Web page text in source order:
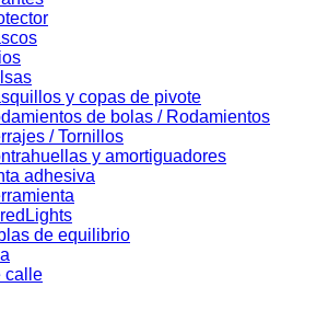
y copas de pivote
de bolas / Rodamientos
/ Tornillos
y amortiguadores
adhesiva
de equilibrio
calle